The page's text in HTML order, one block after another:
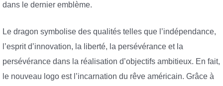
dans le dernier emblème.
Le dragon symbolise des qualités telles que l’indépendance,
l’esprit d’innovation, la liberté, la persévérance et la
persévérance dans la réalisation d’objectifs ambitieux. En fait,
le nouveau logo est l’incarnation du rêve américain. Grâce à